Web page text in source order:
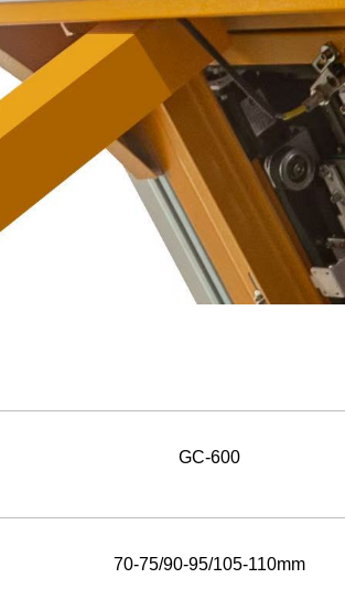
GC-600
70-75/90-95/105-110mm